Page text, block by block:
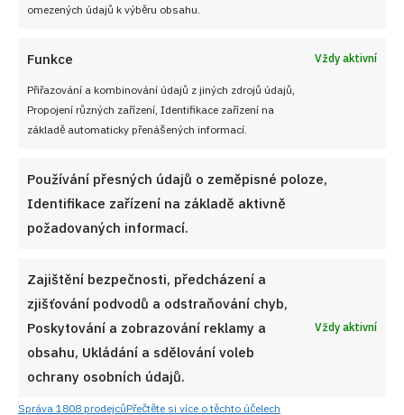
omezených údajů k výběru obsahu.
Funkce Vždy aktivní
Přiřazování a kombinování údajů z jiných zdrojů údajů,
Propojení různých zařízení, Identifikace zařízení na
základě automaticky přenášených informací.
Používání přesných údajů o zeměpisné poloze,
Identifikace zařízení na základě aktivně
požadovaných informací.
Zajištění bezpečnosti, předcházení a
zjišťování podvodů a odstraňování chyb,
Poskytování a zobrazování reklamy a
obsahu, Ukládání a sdělování voleb
ochrany osobních údajů.
Vždy aktivní
Správa 1808 prodejcůPřečtěte si více o těchto účelech
7. 8. 2026